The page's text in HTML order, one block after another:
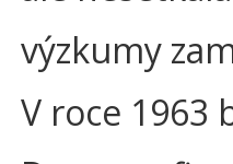
výzkumy
V roce 1963